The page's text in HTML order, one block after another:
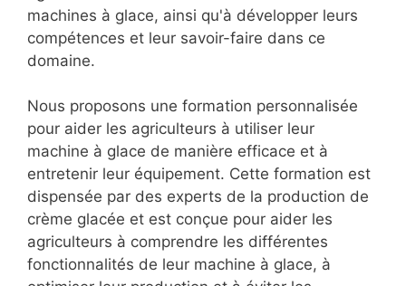
machines à glace, ainsi qu'à développer leurs
compétences et leur savoir-faire dans ce
domaine.
Nous proposons une formation personnalisée
pour aider les agriculteurs à utiliser leur
machine à glace de manière efficace et à
entretenir leur équipement. Cette formation est
dispensée par des experts de la production de
crème glacée et est conçue pour aider les
agriculteurs à comprendre les différentes
fonctionnalités de leur machine à glace, à